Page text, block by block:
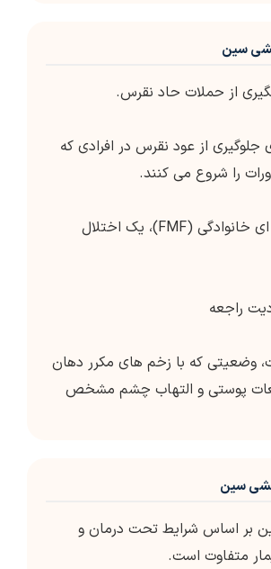
سین
از حملات حاد نقرس.
جلوگیری از عود نقرس در افرادی که
را شروع می کنند.
تب مدیترانه ای خانوادگی (FMF)، یک اختلال
راجعه
وضعیتی که با زخم های مکرر دهان
پوستی و التهاب چشم مشخص
سین
بر اساس شرایط تحت درمان و
متفاوت است.